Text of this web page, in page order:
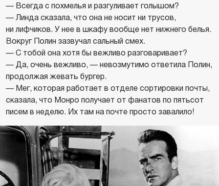
— Всегда с похмелья и разгуливает голышом?
— Линда сказала, что она не носит ни трусов,
ни лифчиков. У нее в шкафу вообще нет нижнего белья.
Вокруг Полин зазвучал сальный смех.
— С тобой она хотя бы вежливо разговаривает?
— Да, очень вежливо, — невозмутимо ответила Полин,
продолжая жевать бургер.
— Мег, которая работает в отделе сортировки почты,
сказала, что Монро получает от фанатов по пятьсот
писем в неделю. Их там на почте просто завалило!